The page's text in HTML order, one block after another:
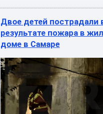
Двое детей пострадали
результате пожара в
доме в Самаре